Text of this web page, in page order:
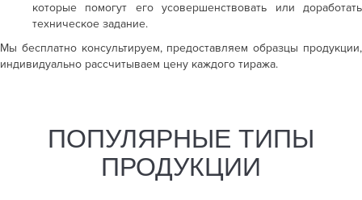
которые помогут его усовершенствовать или доработать
техническое задание.
Мы бесплатно консультируем, предоставляем образцы продукции,
индивидуально рассчитываем цену каждого тиража.
ПОПУЛЯРНЫЕ ТИПЫ
ПРОДУКЦИИ